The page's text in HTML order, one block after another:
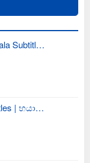
Subtitl…
| භයා…